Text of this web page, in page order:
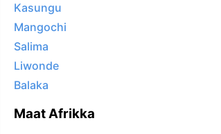
Kasungu
Mangochi
Salima
Liwonde
Balaka
Maat Afrikka